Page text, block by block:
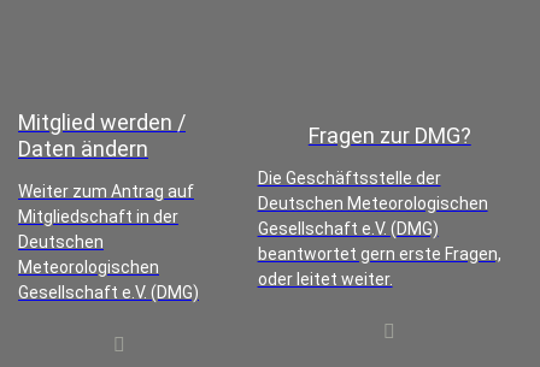
Mitglied werden /
Daten ändern
Weiter zum Antrag auf
Mitgliedschaft in der
Deutschen
Meteorologischen
Gesellschaft e.V. (DMG)
Fragen zur DMG?
Die Geschäftsstelle der
Deutschen Meteorologischen
Gesellschaft e.V. (DMG)
beantwortet gern erste Fragen,
oder leitet weiter.